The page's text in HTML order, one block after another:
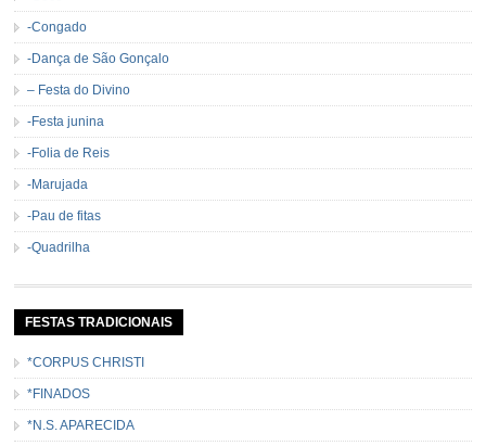
-Congado
-Dança de São Gonçalo
– Festa do Divino
-Festa junina
-Folia de Reis
-Marujada
-Pau de fitas
-Quadrilha
FESTAS TRADICIONAIS
*CORPUS CHRISTI
*FINADOS
*N.S. APARECIDA